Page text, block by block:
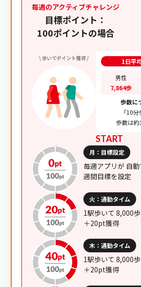
オンライン
チェック
Vitality
健康診断
いつもより少し多く歩くことを心がけ
のちょっとした取組みがポイント獲得
運動
特典（リワード）を楽しむ
モチベーションアップにつながる特典
す。
ステータス・ポイント
特典（リワード）
毎週のアクティブチャレンジ
目標ポイント：
100ポイントの場合
1日平
男性
7,864歩
歩数に
「10分
歩数は約
\ 歩いてポイント獲得 /
START
月：目標設定
毎週アプリが自動
週間目標を設定
火：通勤タイム
1駅歩いて 8,000歩
＋20pt獲得
木：通勤タイム
1駅歩いて 8,000歩
＋20pt獲得